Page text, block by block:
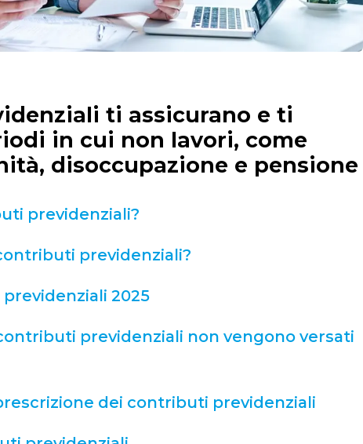
ti assicurano e ti
in cui non lavori, come
disoccupazione e pensione
previdenziali?
previdenziali?
2025
previdenziali non vengono versati
dei contributi previdenziali